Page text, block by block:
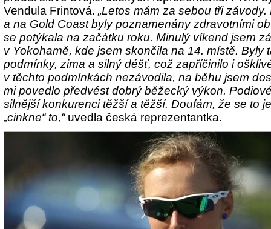
Vendula Frintová. „Letos mám za sebou tři
a na Gold Coast byly poznamenány zdravotními
se potýkala na začátku roku. Minulý víkend jsem
v Yokohamě, kde jsem skončila na 14. místě. Byly
podmínky, zima a silný déšť, což zapříčinilo i
v těchto podmínkách nezávodila, na běhu jsem
mi povedlo předvést dobrý běžecký výkon.
silnější konkurenci těžší a těžší. Doufám, že se to
„cinkne“ to,“uvedla česká reprezentantka.